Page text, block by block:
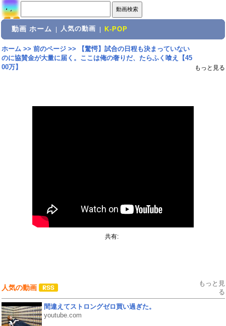
動画 ホーム 人気の動画 K-POP
ホーム>> 前のページ>>
【驚愕】試合の日程も決まっていない
のに協賛金が大量に届く。ここは俺の奢りだ、たらふく喰え【45
00万】
もっと見る
共有:
人気の動画
もっと見
る
間違えてストロングゼロ買い過ぎた。
youtube.com